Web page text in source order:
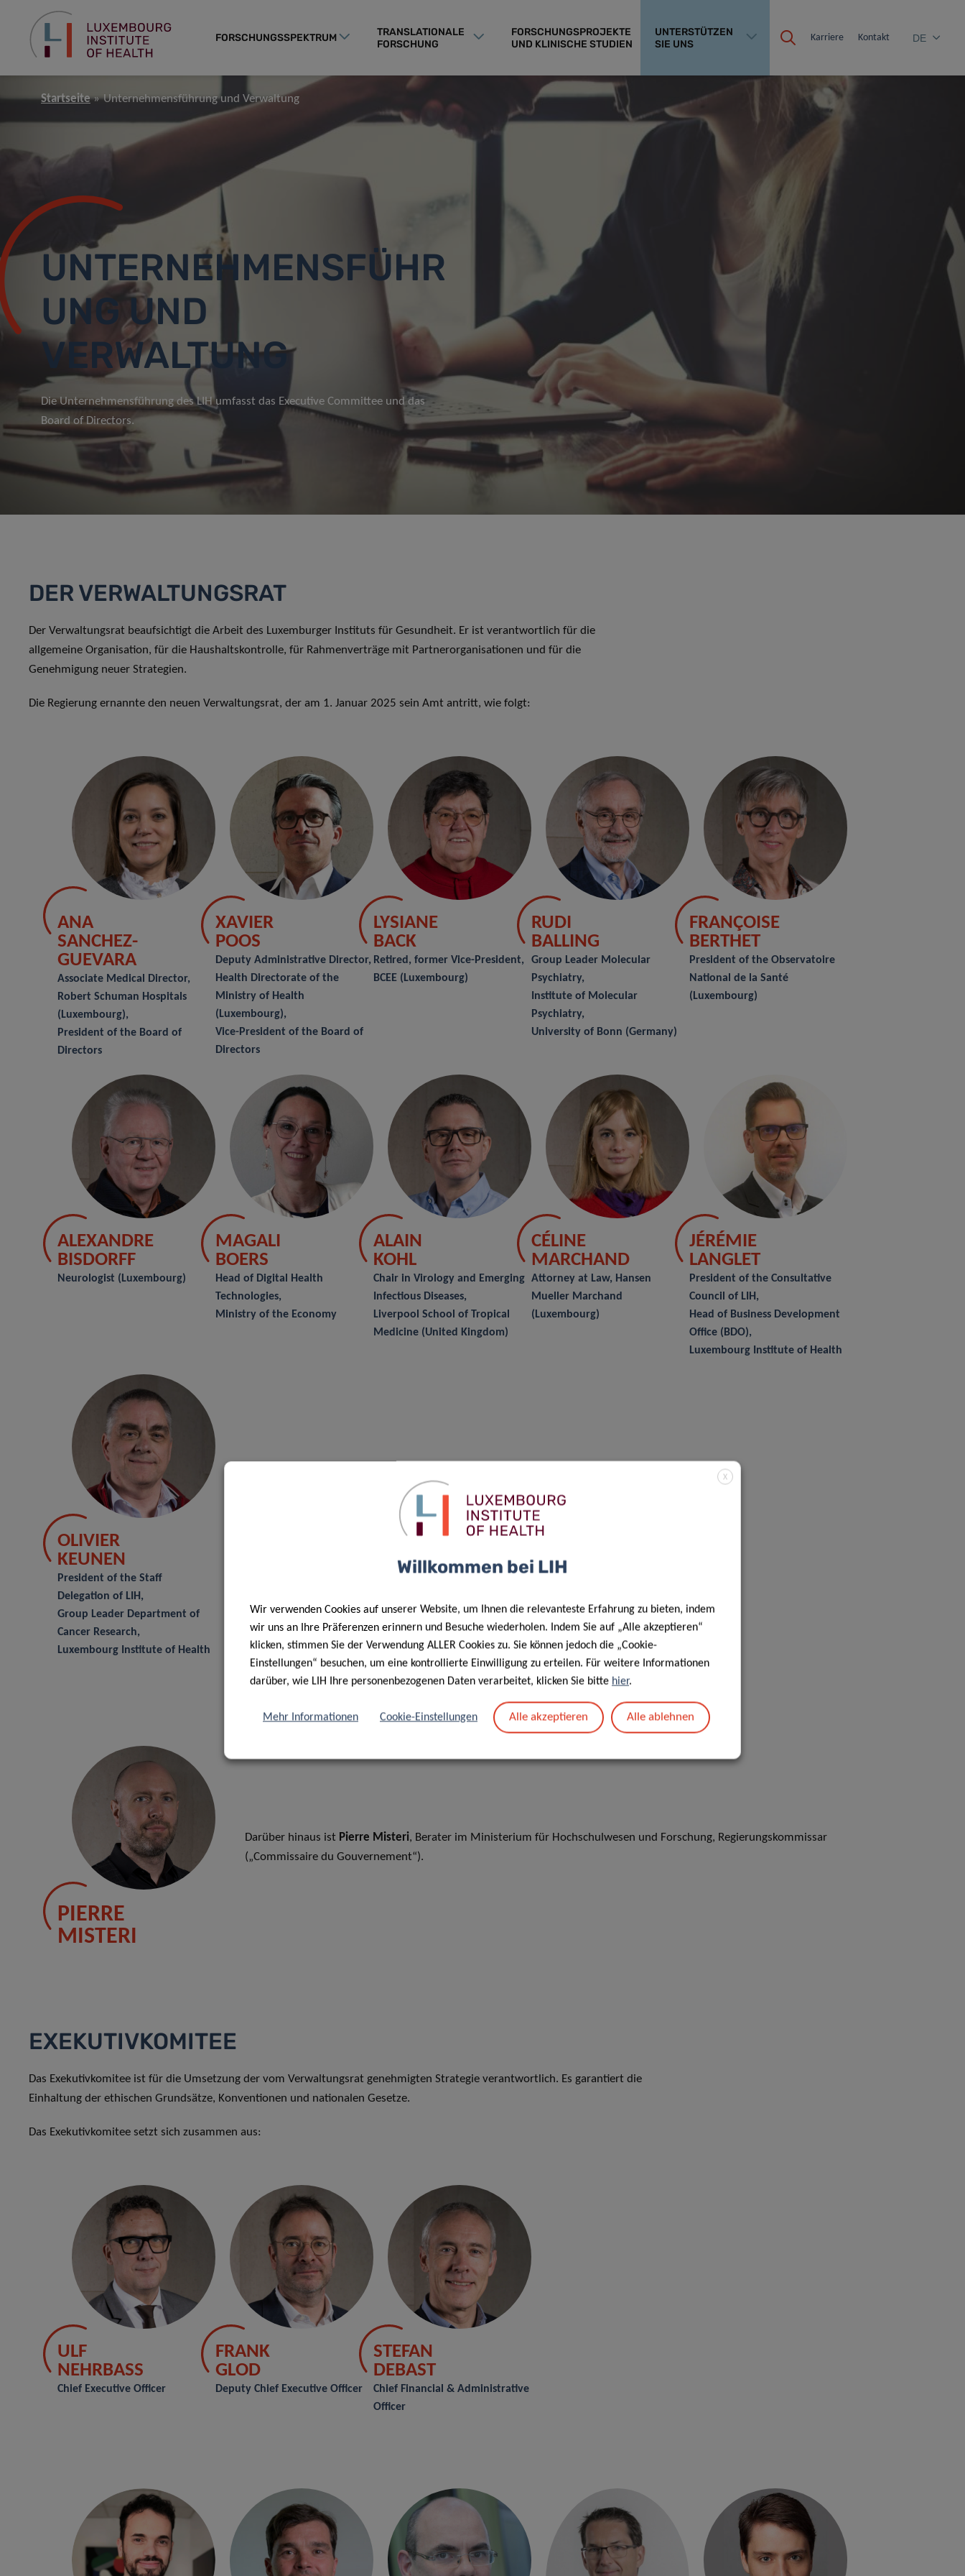
FORSCHUNGSSPEKTRUM
TRANSLATIONALE
FORSCHUNG
FORSCHUNGSPROJEKTE
UND KLINISCHE STUDIEN
UNTERSTÜTZEN
SIE UNS
Karriere Kontakt DE
Startseite Unternehmensführung und Verwaltung
UNTERNEHMENSFÜHR
UNG UND
VERWALTUNG
Die Unternehmensführung des LIH umfasst das Executive Committee und das
Board of Directors.
DER VERWALTUNGSRAT
Der Verwaltungsrat beaufsichtigt die Arbeit des Luxemburger Instituts für Gesundheit. Er ist verantwortlich für die
allgemeine Organisation, für die Haushaltskontrolle, für Rahmenverträge mit Partnerorganisationen und für die
Genehmigung neuer Strategien.
Die Regierung ernannte den neuen Verwaltungsrat, der am 1. Januar 2025 sein Amt antritt, wie folgt:
ANA
SANCHEZ-
GUEVARA
Associate Medical Director,
Robert Schuman Hospitals
(Luxembourg),
President of the Board of
Directors
XAVIER
POOS
Deputy Administrative Director,
Health Directorate of the
Ministry of Health
(Luxembourg),
Vice-President of the Board of
Directors
LYSIANE
BACK
Retired, former Vice-President,
BCEE (Luxembourg)
RUDI
BALLING
Group Leader Molecular
Psychiatry,
Institute of Molecular
Psychiatry,
University of Bonn (Germany)
FRANÇOISE
BERTHET
President of the Observatoire
National de la Santé
(Luxembourg)
ALEXANDRE
BISDORFF
Neurologist (Luxembourg)
MAGALI
BOERS
Head of Digital Health
Technologies,
Ministry of the Economy
ALAIN
KOHL
Chair in Virology and Emerging
Infectious Diseases,
Liverpool School of Tropical
Medicine (United Kingdom)
CÉLINE
MARCHAND
Attorney at Law, Hansen
Mueller Marchand
(Luxembourg)
JÉRÉMIE
LANGLET
President of the Consultative
Council of LIH,
Head of Business Development
Office (BDO),
Luxembourg Institute of Health
OLIVIER
KEUNEN
President of the Staff
Delegation of LIH,
Group Leader Department of
Cancer Research,
Luxembourg Institute of Health
PIERRE
MISTERI
Darüber hinaus ist Pierre Misteri, Berater im Ministerium für Hochschulwesen und Forschung, Regierungskommissar
(„Commissaire du Gouvernement“).
EXEKUTIVKOMITEE
Das Exekutivkomitee ist für die Umsetzung der vom Verwaltungsrat genehmigten Strategie verantwortlich. Es garantiert die
Einhaltung der ethischen Grundsätze, Konventionen und nationalen Gesetze.
Das Exekutivkomitee setzt sich zusammen aus:
ULF
NEHRBASS
Chief Executive Officer
FRANK
GLOD
Deputy Chief Executive Officer
STEFAN
DEBAST
Chief Financial & Administrative
Officer
X
Willkommen bei LIH
Wir verwenden Cookies auf unserer Website, um Ihnen die relevanteste Erfahrung zu bieten, indem
wir uns an Ihre Präferenzen erinnern und Besuche wiederholen. Indem Sie auf „Alle akzeptieren“
klicken, stimmen Sie der Verwendung ALLER Cookies zu. Sie können jedoch die „Cookie-
Einstellungen“ besuchen, um eine kontrollierte Einwilligung zu erteilen. Für weitere Informationen
darüber, wie LIH Ihre personenbezogenen Daten verarbeitet, klicken Sie bitte hier.
Mehr Informationen Cookie-Einstellungen Alle akzeptieren Alle ablehnen